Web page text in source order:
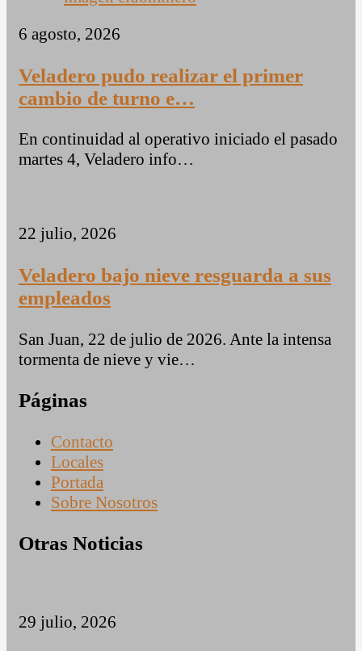
6 agosto, 2026
Veladero pudo realizar el primer
cambio de turno e…
En continuidad al operativo iniciado el pasado
martes 4, Veladero info…
22 julio, 2026
Veladero bajo nieve resguarda a sus
empleados
San Juan, 22 de julio de 2026. Ante la intensa
tormenta de nieve y vie…
Páginas
Contacto
Locales
Portada
Sobre Nosotros
Otras Noticias
29 julio, 2026